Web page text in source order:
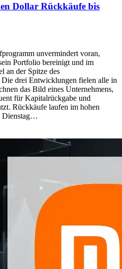
Dollar Rückkäufe bis
unvermindert voran,
Portfolio bereinigt und im
an der Spitze des
Die drei Entwicklungen fielen alle in
das Bild eines Unternehmens,
für Kapitalrückgabe und
Rückkäufe laufen im hohen
Dienstag…